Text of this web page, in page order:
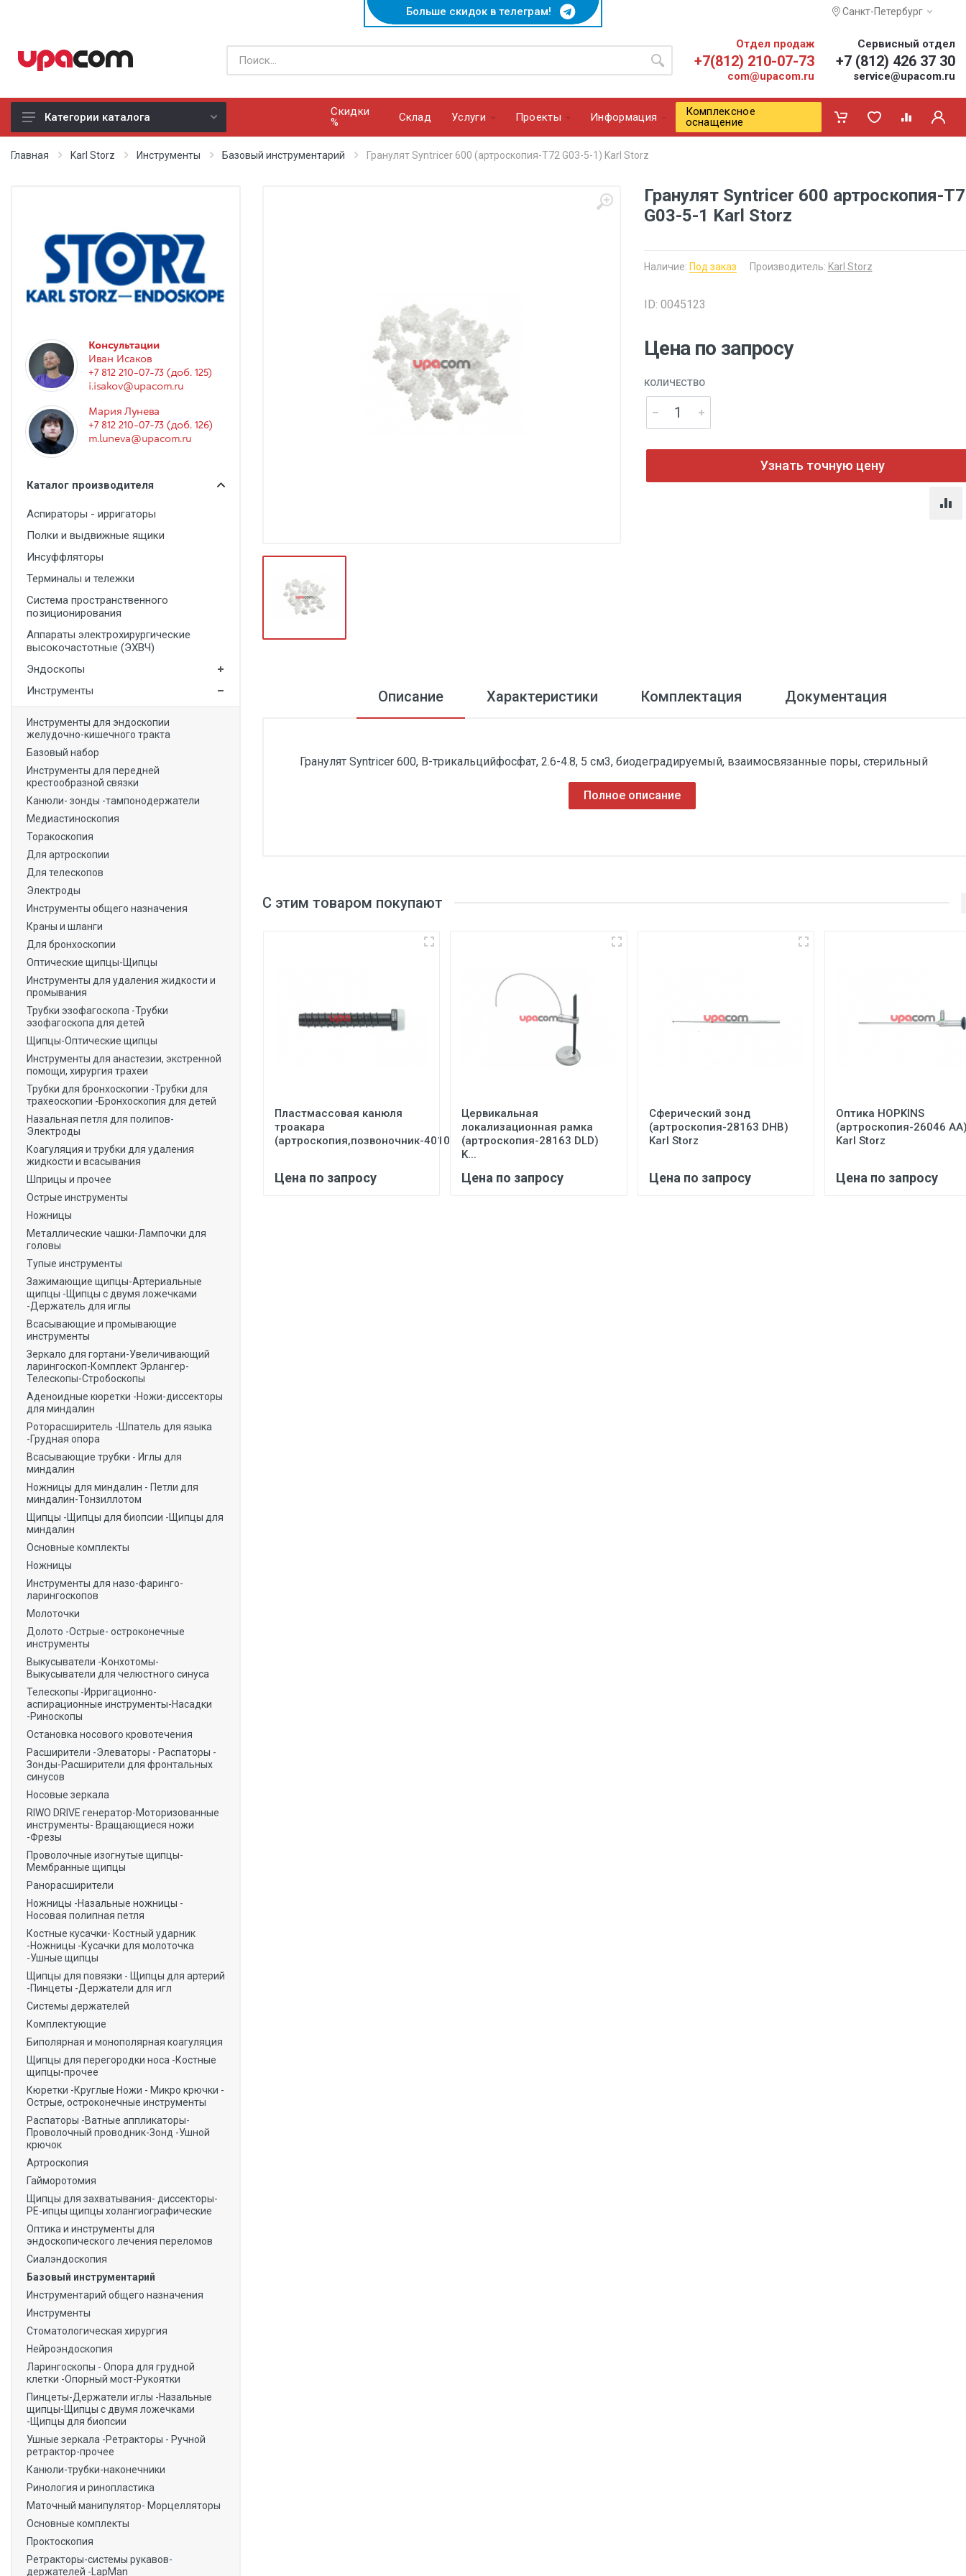
Больше скидок в телеграм! Санкт-Петербург
Отдел продаж
+7(812) 210-07-73
com@upacom.ru
Сервисный отдел
+7 (812) 426 37 30
service@upacom.ru
Б/У оборудование
Реанимация
Неонатология
Хирургия
Эндоскопия
Функциональная диагностика
Урология
Дезинфекция и стерилизация
Расходные материалы
Оториноларингология
Вспомогательное оборудование
Ветеринария
Стоматологическое оборудование
Лабораторное оборудование
Прачечное оборудование
Медицинские мониторы
Ортопедические товары
Косметология
Категории каталога
Скидки
%
Cклад Услуги Проекты Информация
Комплексное
оснащение
Главная Karl Storz Инструменты Базовый инструментарий Гранулят Syntricer 600 (артроскопия-Т72 G03-5-1) Karl Storz
Консультации
Иван Исаков
+7 812 210-07-73 (доб. 125)
i.isakov@upacom.ru
Мария Лунева
+7 812 210-07-73 (доб. 126)
m.luneva@upacom.ru
Каталог производителя
Аспираторы - ирригаторы
Полки и выдвижные ящики
Инсуффляторы
Терминалы и тележки
Система пространственного
позиционирования
Аппараты электрохирургические
высокочастотные (ЭХВЧ)
Эндоскопы
Инструменты
Инструменты для эндоскопии
желудочно-кишечного тракта
Базовый набор
Инструменты для передней
крестообразной связки
Канюли- зонды -тампонодержатели
Медиастиноскопия
Торакоскопия
Для артроскопии
Для телескопов
Электроды
Инструменты общего назначения
Краны и шланги
Для бронхоскопии
Оптические щипцы-Щипцы
Инструменты для удаления жидкости и
промывания
Трубки эзофагоскопа -Трубки
эзофагоскопа для детей
Щипцы-Оптические щипцы
Инструменты для анастезии, экстренной
помощи, хирургия трахеи
Трубки для бронхоскопии -Трубки для
трахеоскопии -Бронхоскопия для детей
Назальная петля для полипов-
Электроды
Коагуляция и трубки для удаления
жидкости и всасывания
Шприцы и прочее
Острые инструменты
Ножницы
Металлические чашки-Лампочки для
головы
Тупые инструменты
Зажимающие щипцы-Артериальные
щипцы -Щипцы с двумя ложечками
-Держатель для иглы
Всасывающие и промывающие
инструменты
Зеркало для гортани-Увеличивающий
ларингоскоп-Комплект Эрлангер-
Телескопы-Стробоскопы
Аденоидные кюретки -Ножи-диссекторы
для миндалин
Роторасширитель -Шпатель для языка
-Грудная опора
Всасывающие трубки - Иглы для
миндалин
Ножницы для миндалин - Петли для
миндалин-Тонзиллотом
Щипцы -Щипцы для биопсии -Щипцы для
миндалин
Основные комплекты
Ножницы
Инструменты для назо-фаринго-
ларингоскопов
Молоточки
Долото -Острые- остроконечные
инструменты
Выкусыватели -Конхотомы-
Выкусыватели для челюстного синуса
Телескопы -Ирригационно-
аспирационные инструменты-Насадки
-Риноскопы
Остановка носового кровотечения
Расширители -Элеваторы - Распаторы -
Зонды-Расширители для фронтальных
синусов
Носовые зеркала
RIWO DRIVE генератор-Моторизованные
инструменты- Вращающиеся ножи
-Фрезы
Проволочные изогнутые щипцы-
Мембранные щипцы
Ранорасширители
Ножницы -Назальные ножницы -
Носовая полипная петля
Костные кусачки- Костный ударник
-Ножницы -Кусачки для молоточка
-Ушные щипцы
Щипцы для повязки - Щипцы для артерий
-Пинцеты -Держатели для игл
Системы держателей
Комплектующие
Биполярная и монополярная коагуляция
Щипцы для перегородки носа -Костные
щипцы-прочее
Кюретки -Круглые Ножи - Микро крючки -
Острые, остроконечные инструменты
Распаторы -Ватные аппликаторы-
Проволочный проводник-Зонд -Ушной
крючок
Артроскопия
Гайморотомия
Щипцы для захватывания- диссекторы-
РЕ-ипцы щипцы холангиографические
Оптика и инструменты для
эндоскопического лечения переломов
Сиалэндоскопия
Базовый инструментарий
Инструментарий общего назначения
Инструменты
Стоматологическая хирургия
Нейроэндоскопия
Ларингоскопы - Опора для грудной
клетки -Опорный мост-Рукоятки
Пинцеты-Держатели иглы -Назальные
щипцы-Щипцы с двумя ложечками
-Щипцы для биопсии
Ушные зеркала -Ретракторы - Ручной
ретрактор-прочее
Канюли-трубки-наконечники
Ринология и ринопластика
Маточный манипулятор- Морцелляторы
Основные комплекты
Проктоскопия
Ретракторы-системы рукавов-
держателей -LapMan
Гранулят Syntricer 600 артроскопия-
G03-5-1 Karl Storz
Наличие: Под заказ Производитель: Karl Storz
ID: 0045123
Цена по запросу
КОЛИЧЕСТВО
Узнать точную цену
Описание Характеристики Комплектация Документация
Гранулят Syntricer 600, B-трикальцийфосфат, 2.6-4.8, 5 см3, биодеградируемый, взаимосвязанные поры, стерильный
Полное описание
С этим товаром покупают
Пластмассовая канюля
троакара
(артроскопия,позвоночник-40103...
Цена по запросу
Цервикальная
локализационная рамка
(артроскопия-28163 DLD)
K...
Цена по запросу
Сферический зонд
(артроскопия-28163 DHB)
Karl Storz
Цена по запросу
Оптика HOPKINS
(артроскопия-26046
Karl Storz
Цена по запросу